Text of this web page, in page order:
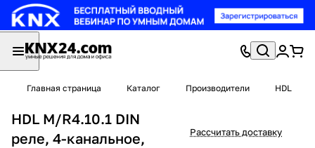
Главная страница Каталог Производители HDL
HDL M/R4.10.1 DIN
реле, 4-канальное,
Рассчитать доставку